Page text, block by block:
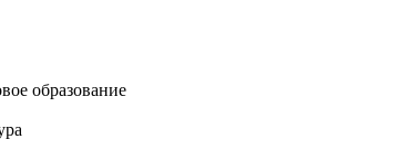
образование